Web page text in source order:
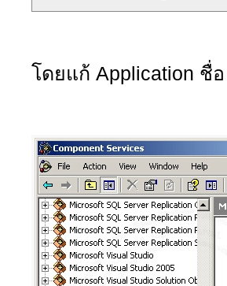
โดยแก้ Application ชื่